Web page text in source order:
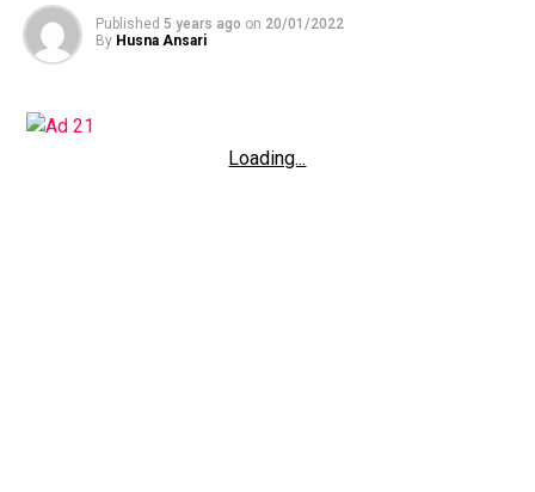
Published 5 years ago on 20/01/2022
By Husna Ansari
Loading...